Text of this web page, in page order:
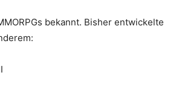
bekannt. Bisher entwickelte